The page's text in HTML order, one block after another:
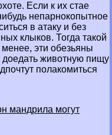
Если к их стае
непарнокопытное
в атаку и без
клыков. Тогда такой
эти обезьяны
доедать животную пищу
полакомиться
мaндрила могут